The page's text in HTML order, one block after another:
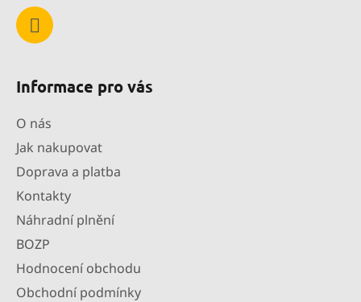
Informace pro vás
O nás
Jak nakupovat
Doprava a platba
Kontakty
Náhradní plnění
BOZP
Hodnocení obchodu
Obchodní podmínky